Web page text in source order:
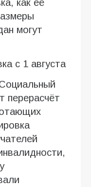
как её
могут
с 1 августа
перерасчёт